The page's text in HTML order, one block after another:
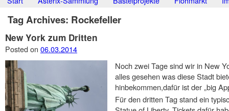
to
content
Tag Archives: Rockefeller
New York zum Dritten
Posted on 06.03.2014
Noch zwei Tage sind wir in New
alles gesehen was diese Stadt
hinbekommen,dafür ist der „big
Für den dritten Tag stand ein